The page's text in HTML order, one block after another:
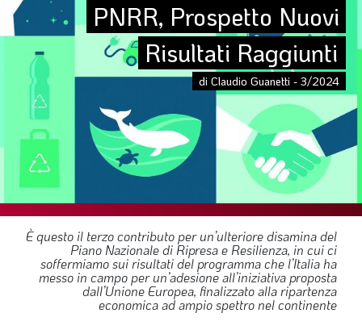
ARCHIVIO
Ultima edizione
SOMMARIO
EDITORIALE
PREVIDENZA
FOCUS
PROFESSIONE
TERZA PAGINA
LE FOTO DEL FIL ROUGE
PNRR, Prospetto Nuovi
Risultati Raggiunti
di Claudio Guanetti - 3/2024
È questo il terzo contributo per un’ulteriore disamina del
Piano Nazionale di Ripresa e Resilienza, in cui ci
soffermiamo sui risultati del programma che l’Italia ha
messo in campo per un’adesione all’iniziativa proposta
dall’Unione Europea, finalizzato alla ripartenza
economica ad ampio spettro nel continente